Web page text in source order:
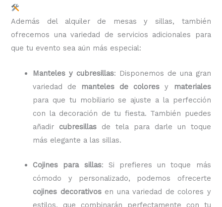
Además del alquiler de mesas y sillas, también
ofrecemos una variedad de servicios adicionales para
que tu evento sea aún más especial:
Manteles y cubresillas: Disponemos de una gran
variedad de manteles de colores y
materiales
para que tu mobiliario se ajuste a la perfección
con la decoración de tu fiesta. También puedes
añadir cubresillas de tela para darle un toque
más elegante a las sillas.
Cojines para sillas: Si prefieres un toque más
cómodo y personalizado, podemos ofrecerte
cojines decorativosen una variedad de colores y
estilos, que combinarán perfectamente con tu